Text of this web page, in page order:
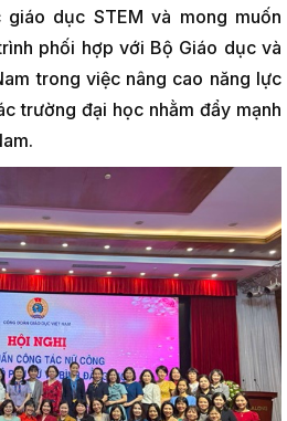
dục STEM và mong muốn
phối hợp với Bộ Giáo dục và
trong việc nâng cao năng lực
trường đại học nhằm đẩy mạnh